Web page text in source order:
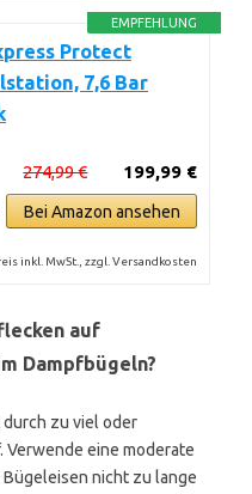
EMPFEHLUNG
Protect
7,6 Bar
199,99 €
274,99 €
Bei Amazon ansehen
inkl. MwSt., zzgl. Versandkosten
auf
Dampfbügeln?
zu viel oder
eine moderate
nicht zu lange